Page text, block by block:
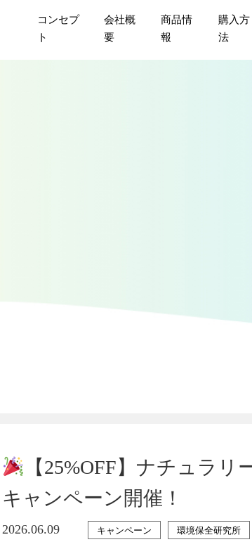
コンセプ
ト
会社概
要
商品情
報
購入方
法
【25%OFF】ナチュラ
キャンペーン開催！
2026.06.09 キャンペーン 環境保全研究所